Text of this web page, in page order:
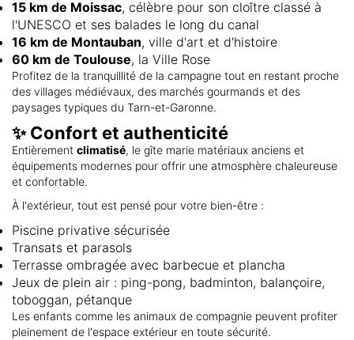
15 km de Moissac, célèbre pour son cloître classé à
l'UNESCO et ses balades le long du canal
16 km de Montauban, ville d'art et d'histoire
60 km de Toulouse, la Ville Rose
Profitez de la tranquillité de la campagne tout en restant proche
des villages médiévaux, des marchés gourmands et des
paysages typiques du Tarn-et-Garonne.
✨ Confort et authenticité
Entièrement climatisé, le gîte marie matériaux anciens et
équipements modernes pour offrir une atmosphère chaleureuse
et confortable.
À l'extérieur, tout est pensé pour votre bien-être :
Piscine privative sécurisée
Transats et parasols
Terrasse ombragée avec barbecue et plancha
Jeux de plein air : ping-pong, badminton, balançoire,
toboggan, pétanque
Les enfants comme les animaux de compagnie peuvent profiter
pleinement de l'espace extérieur en toute sécurité.